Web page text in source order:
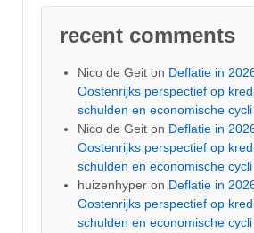
recent comments
Nico de Geit on Deflatie in
Oostenrijks perspectief op
schulden en economische cycli
Nico de Geit on Deflatie in
Oostenrijks perspectief op
schulden en economische cycli
huizenhyper on Deflatie in
Oostenrijks perspectief op
schulden en economische cycli